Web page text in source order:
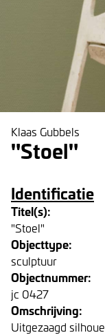
Klaas Gubbels
"Stoel"
Identificatie
Titel(s):
"Stoel"
Objecttype:
sculptuur
Objectnummer:
jc 0427
Omschrijving:
Uitgezaagd